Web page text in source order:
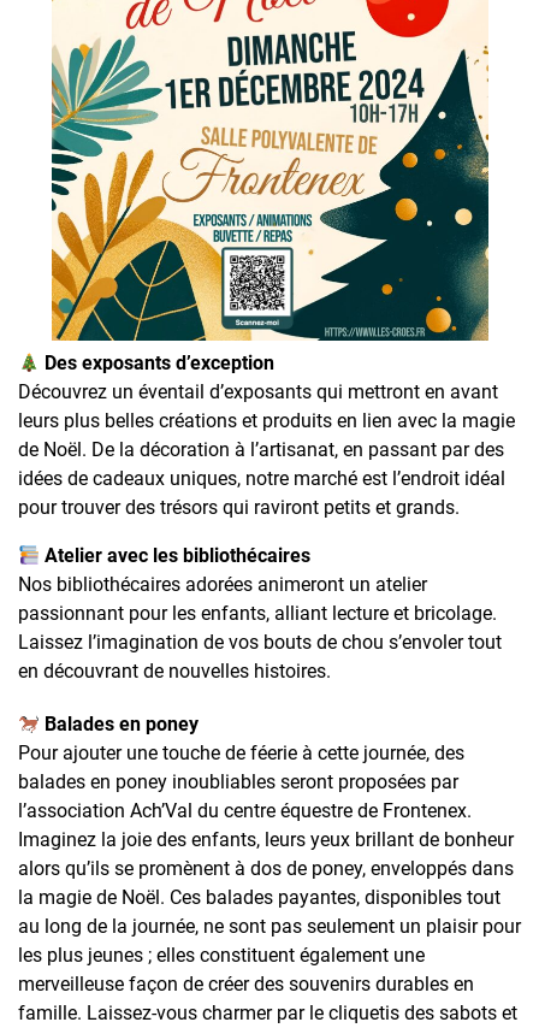
Des exposants d’exception
Découvrez un éventail d’exposants qui mettront en avant
leurs plus belles créations et produits en lien avec la magie
de Noël. De la décoration à l’artisanat, en passant par des
idées de cadeaux uniques, notre marché est l’endroit idéal
pour trouver des trésors qui raviront petits et grands.
Atelier avec les bibliothécaires
Nos bibliothécaires adorées animeront un atelier
passionnant pour les enfants, alliant lecture et bricolage.
Laissez l’imagination de vos bouts de chou s’envoler tout
en découvrant de nouvelles histoires.
Balades en poney
Pour ajouter une touche de féerie à cette journée, des
balades en poney inoubliables seront proposées par
l’association Ach’Val du centre équestre de Frontenex.
Imaginez la joie des enfants, leurs yeux brillant de bonheur
alors qu’ils se promènent à dos de poney, enveloppés dans
la magie de Noël. Ces balades payantes, disponibles tout
au long de la journée, ne sont pas seulement un plaisir pour
les plus jeunes ; elles constituent également une
merveilleuse façon de créer des souvenirs durables en
famille. Laissez-vous charmer par le cliquetis des sabots et